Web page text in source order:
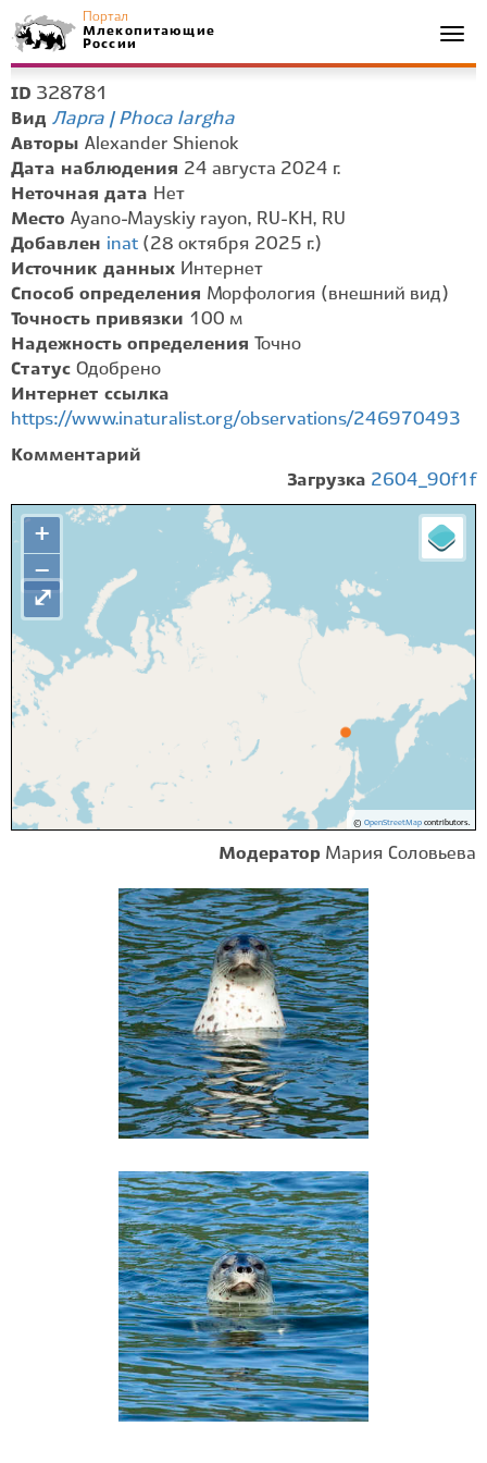
Портал
Млекопитающие
России
ID 328781
Вид Ларга | Phoca largha
Авторы Alexander Shienok
Дата наблюдения 24 августа 2024 г.
Неточная дата Нет
Место Ayano-Mayskiy rayon, RU-KH, RU
Добавлен inat (28 октября 2025 г.)
Источник данных Интернет
Способ определения Морфология (внешний вид)
Точность привязки 100 м
Надежность определения
Точно
Статус Одобрено
Интернет ссылка
https://www.inaturalist.org/observations/246970493
Комментарий
Загрузка 2604_90f1f
+
−
© OpenStreetMapcontributors.
⤢
Модератор Мария Соловьева